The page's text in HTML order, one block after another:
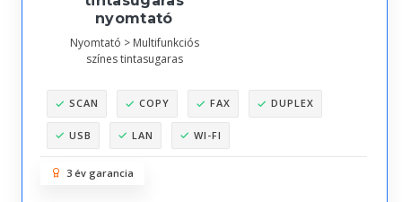
nyomtató
Nyomtató > Multifunkciós
színes tintasugaras
SCAN COPY FAX DUPLEX
USB LAN WI-FI
3 év garancia